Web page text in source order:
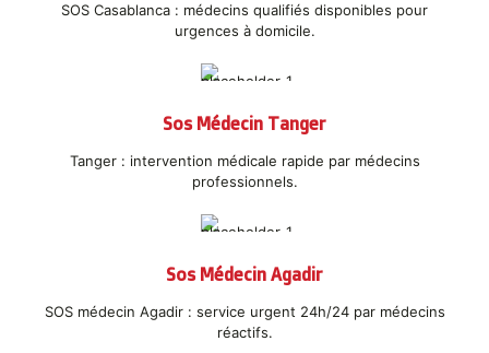
SOS Casablanca : médecins qualifiés disponibles pour
urgences à domicile.
Sos Médecin Tanger
Tanger : intervention médicale rapide par médecins
professionnels.
Sos Médecin Agadir
SOS médecin Agadir : service urgent 24h/24 par médecins
réactifs.